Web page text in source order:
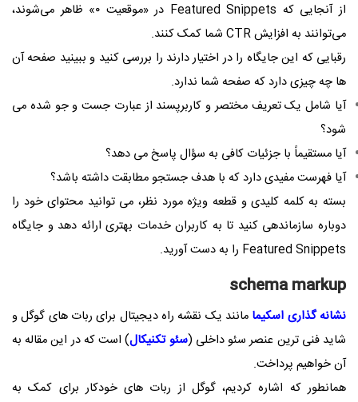
از آنجایی که Featured Snippets در «موقعیت ۰» ظاهر می‌شوند،
می‌توانند به افزایش CTR شما کمک کنند.
رقبایی که این جایگاه را در اختیار دارند را بررسی کنید و ببینید صفحه آن
ها چه چیزی دارد که صفحه شما ندارد.
آیا شامل یک تعریف مختصر و کاربرپسند از عبارت جست و جو شده می
شود؟
آیا مستقیماً با جزئیات کافی به سؤال پاسخ می دهد؟
آیا فهرست مفیدی دارد که با هدف جستجو مطابقت داشته باشد؟
بسته به کلمه کلیدی و قطعه ویژه مورد نظر، می توانید محتوای خود را
دوباره سازماندهی کنید تا به کاربران خدمات بهتری ارائه دهد و جایگاه
Featured Snippets را به دست آورید.
schema markup
نشانه گذاری اسکیما مانند یک نقشه راه دیجیتال برای ربات های گوگل و
شاید فنی ترین عنصر سئو داخلی (سئو تکنیکال) است که در این مقاله به
آن خواهیم پرداخت.
همانطور که اشاره کردیم، گوگل از ربات های خودکار برای کمک به